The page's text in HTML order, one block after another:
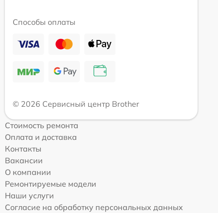
Способы оплаты
© 2026 Сервисный центр Brother
Стоимость ремонта
Оплата и доставка
Контакты
Вакансии
О компании
Ремонтируемые модели
Наши услуги
Согласие на обработку персональных данных